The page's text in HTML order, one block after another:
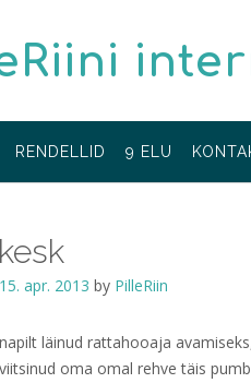
RENDELLID 9 ELU
15. apr. 2013 by PilleRiin
läinud rattahooaja
oma omal rehve täis